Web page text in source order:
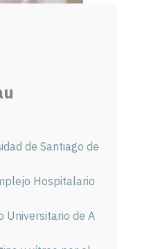
de Santiago de
Hospitalario
Universitario de A